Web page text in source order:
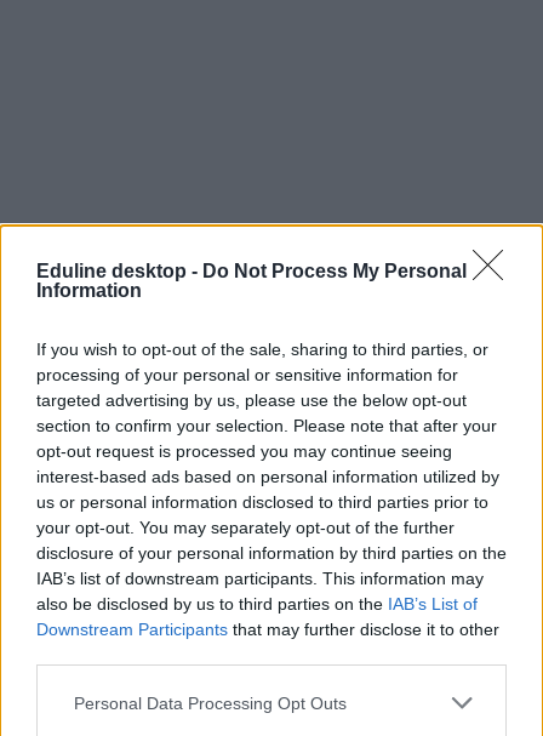
Eduline desktop - Do Not Process My Personal
Information
If you wish to opt-out of the sale, sharing to third parties, or
processing of your personal or sensitive information for
targeted advertising by us, please use the below opt-out
section to confirm your selection. Please note that after your
opt-out request is processed you may continue seeing
interest-based ads based on personal information utilized by
us or personal information disclosed to third parties prior to
your opt-out. You may separately opt-out of the further
disclosure of your personal information by third parties on the
IAB’s list of downstream participants. This information may
also be disclosed by us to third parties on the IAB’s List of
Downstream Participants that may further disclose it to other
Personal Data Processing Opt Outs
felvételi
pontszámítási szabályok
felvételi 2026